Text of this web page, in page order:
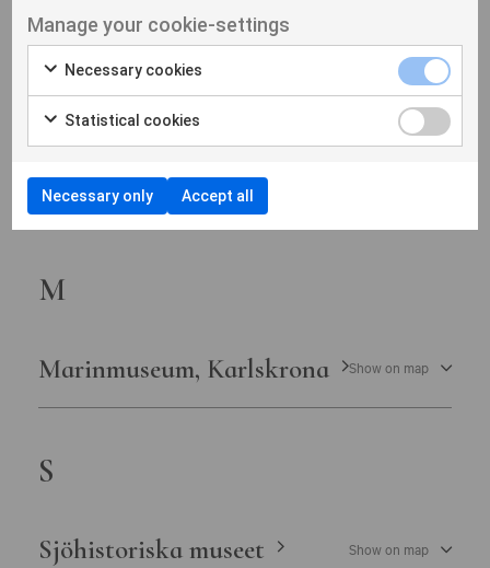
L
Lödöse museum
M
Marinmuseum, Karlskrona Show on map
S
Sjöhistoriska museet Show on map
Manage your cookie-settings
Necessary cookies
Statistical cookies
Necessary only Accept all